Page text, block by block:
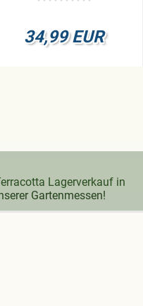
34,99 EUR
Lagerverkauf in
Gartenmessen!